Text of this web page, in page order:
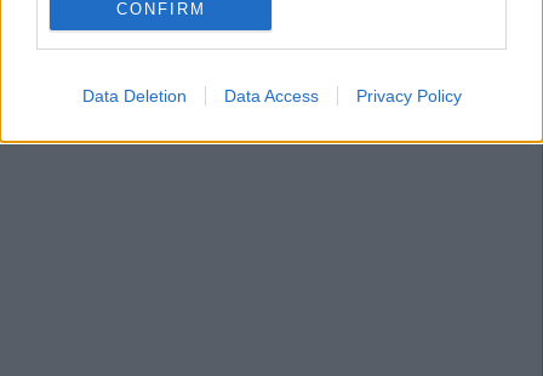
CONFIRM
Data Deletion Data Access Privacy Policy